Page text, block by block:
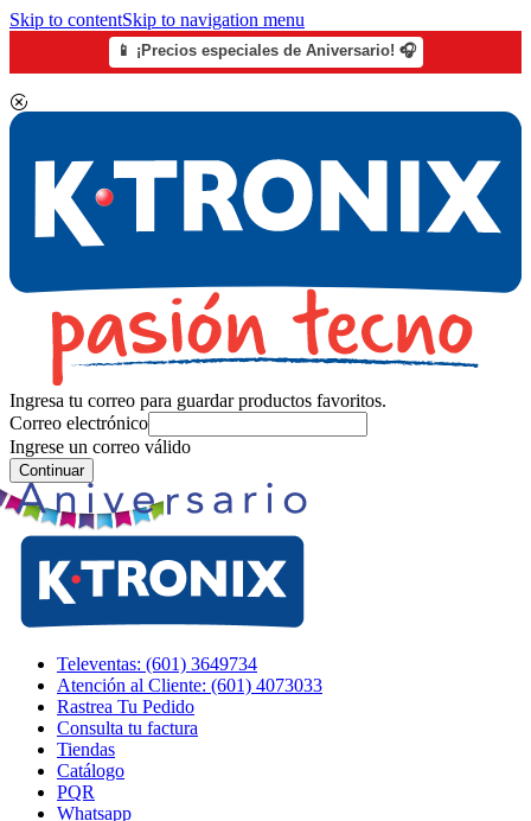
Skip to contentSkip to navigation menu
📱 ¡Precios especiales de Aniversario! 🎧
Ingresa tu correo para guardar productos favoritos.
Correo electrónico
Ingrese un correo válido
Continuar
Televentas: (601) 3649734
Atención al Cliente: (601) 4073033
Rastrea Tu Pedido
Consulta tu factura
Tiendas
Catálogo
PQR
Whatsapp